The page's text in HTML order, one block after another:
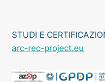
–
STUDI E
arc-rec-project.eu